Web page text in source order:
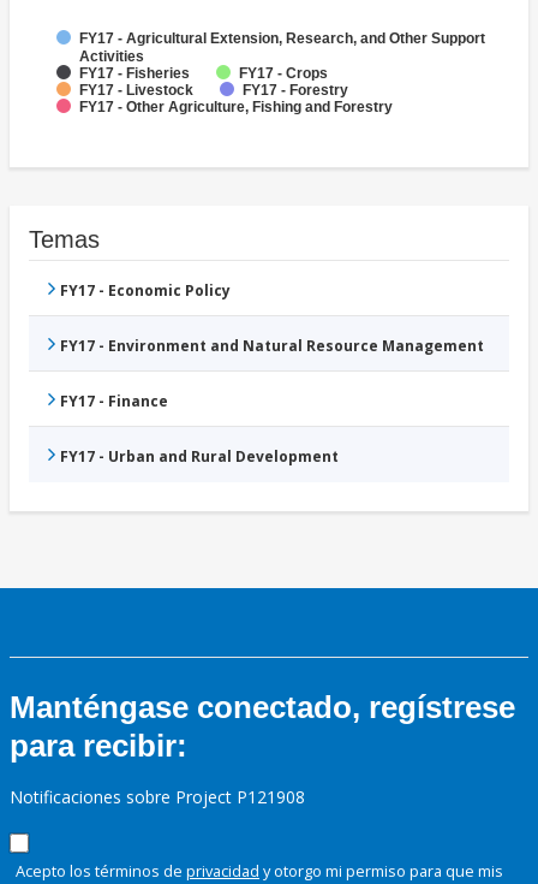
FY17 - Agricultural Extension, Research, and Other Support
Activities
FY17 - Fisheries
FY17 - Crops
FY17 - Livestock
FY17 - Forestry
FY17 - Other Agriculture, Fishing and Forestry
Temas
FY17 - Economic Policy
FY17 - Environment and Natural Resource Management
FY17 - Finance
FY17 - Urban and Rural Development
Manténgase conectado, regístrese
para recibir:
Notificaciones sobre Project P121908
Acepto los términos de privacidad y otorgo mi permiso para que mis